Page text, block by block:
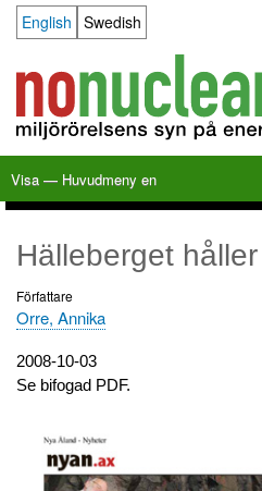
Language switcher
English Swedish
Huvudmeny
en
Visa — Huvudmeny en
Hälleberget
Författare
Orre, Annika
Utgivningsdatum
2008-10-03
Se bifogad PDF.